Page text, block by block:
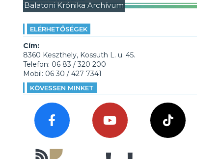
Balatoni Krónika Archívum
ELÉRHETŐSÉGEK
Cím:
8360 Keszthely, Kossuth L. u. 45.
Telefon: 06 83 / 320 200
Mobil: 06 30 / 427 7341
KÖVESSEN MINKET